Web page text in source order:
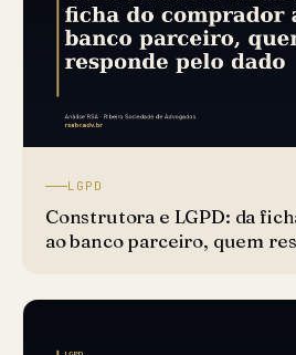
LGPD
Construtora e LGPD: da
ao banco parceiro, quem